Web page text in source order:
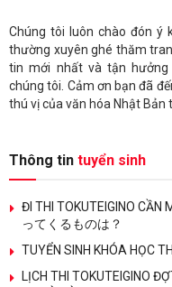
Chúng tôi luôn chào đón ý
thường xuyên ghé thăm
tin mới nhất và tận hưởng
chúng tôi. Cảm ơn bạn đã
thú vị của văn hóa Nhật Bản
Thông tin tuyển sinh
ĐI THI TOKUTEIGINO
ってくるものは？
TUYỂN SINH KHÓA HỌC
LỊCH THI TOKUTEIGINO